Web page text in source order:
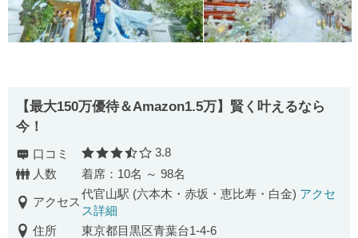
【最⼤150万優待＆Amazon1.5万】賢く叶えるなら
今！
口コミ 口コミ評価
3.8
人数
着席：10名 ～ 98名
アクセス
代官山駅 (六本木・赤坂・恵比寿・白金) アクセ
ス詳細
住所
東京都目黒区青葉台1-4-6